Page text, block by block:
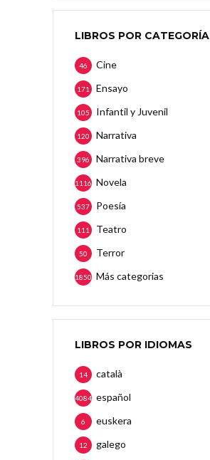
LIBROS POR CATEGORÍA
Cine
46
Ensayo
171
Infantil y Juvenil
105
Narrativa
120
Narrativa breve
396
Novela
1116
Poesía
537
Teatro
111
Terror
50
Más categorias
1850
LIBROS POR IDIOMAS
català
14
español
4084
euskera
6
galego
12